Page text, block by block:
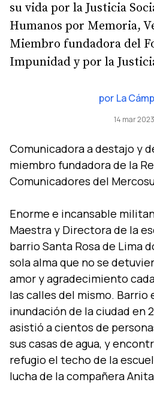
su vida por la Justicia
Humanos por Memoria,
Miembro fundadora del
Impunidad y por la
por La
14 mar 2023
Comunicadora a destajo y
miembro fundadora de la
Comunicadores del
Enorme e incansable
Maestra y Directora de la
barrio Santa Rosa de Lima
sola alma que no se
amor y agradecimiento
las calles del mismo. Barrio
inundación de la ciudad en
asistió a cientos de
sus casas de agua, y
refugio el techo de la
lucha de la compañera